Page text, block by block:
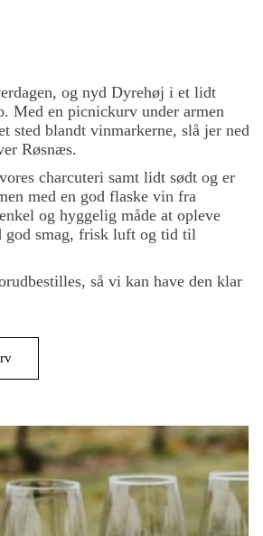
og nyd Dyrehøj i et lidt
Med en picnickurv under armen
sted blandt vinmarkerne, slå jer ned
Røsnæs.
charcuteri samt lidt sødt og er
med en god flaske vin fra
og hyggelig måde at opleve
god smag, frisk luft og tid til
så vi kan have den klar